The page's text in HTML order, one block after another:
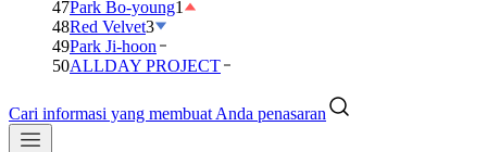
47Park Bo-young1
48Red Velvet3
49Park Ji-hoon
50ALLDAY PROJECT
Cari informasi yang membuat Anda penasaran